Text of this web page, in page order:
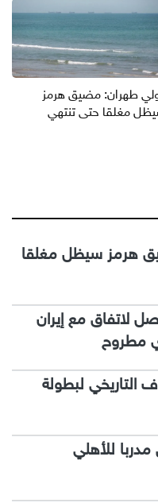
طهران: مضيق هرمز
مغلقا حتى تنتهي
هرمز سيظل مغلقا
لاتفاق مع إيران
مطروح
لبطولة
للأهلي